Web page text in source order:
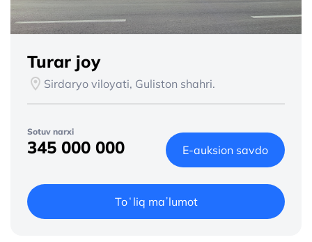
Turar joy
Sirdaryo viloyati, Guliston shahri.
Sotuv narxi
345 000 000 E-auksion savdo
Toʻliq maʼlumot